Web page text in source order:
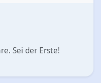
Sei der Erste!